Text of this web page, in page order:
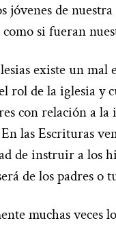
jóvenes de nuestra
si fueran
existe un mal
rol de la iglesia y
con relación a
las Escrituras
de instruir a los
de los padres o
muchas veces